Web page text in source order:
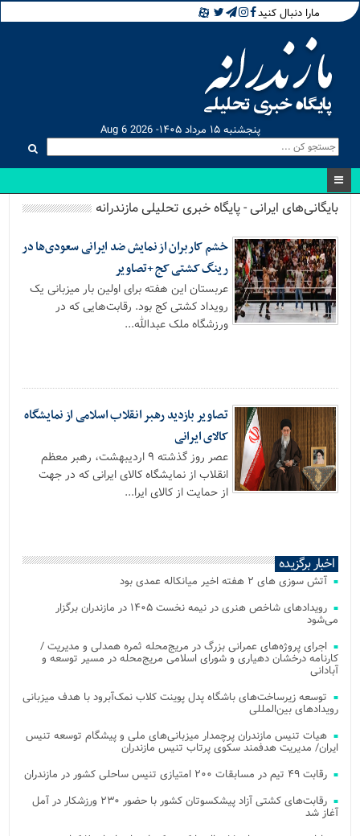
مارا دنبال کنید
پنجشنبه ۱۵ مرداد ۱۴۰۵- Aug 6 2026
بایگانی‌های ایرانی - پایگاه خبری تحلیلی مازندرانه
خشم کاربران از نمایش ضد ایرانی سعودی‌ها در
رینگ کشتی کج +تصاویر
عربستان این هفته‌ برای اولین بار میزبانی یک
رویداد کشتی کج بود. رقابت‌هایی که در
ورزشگاه ملک عبدالله...
تصاویر بازدید رهبر انقلاب اسلامی از نمایشگاه
کالای ایرانی
عصر روز گذشته ۹ اردیبهشت، رهبر معظم
انقلاب از نمایشگاه کالای ایرانی که در جهت
از حمایت از کالای ایرا...
اخبار برگزیده
آتش‌ سوزی‌ های ۲ هفته اخیر میانکاله عمدی بود
رویدادهای شاخص هنری در نیمه نخست ۱۴۰۵ در مازندران برگزار
می‌شود
اجرای پروژه‌های عمرانی بزرگ در مریج‌محله ثمره همدلی و مدیریت /
کارنامه درخشان دهیاری و شورای اسلامی مریج‌محله در مسیر توسعه و
آبادانی
توسعه زیرساخت‌های باشگاه پدل پوینت کلاب نمک‌آبرود با هدف میزبانی
رویدادهای بین‌المللی
هیات تنیس مازندران پرچمدار میزبانی‌های ملی و پیشگام توسعه تنیس
ایران/ مدیریت هدفمند سکوی پرتاب تنیس مازندران
رقابت ۴۹ تیم در مسابقات ۲۰۰ امتیازی تنیس ساحلی کشور در مازندران
رقابت‌های کشتی آزاد پیشکسوتان کشور با حضور ۲۳۰ ورزشکار در آمل
آغاز شد